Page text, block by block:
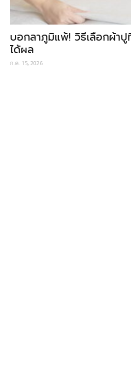
บอกลาภูมิแพ้! วิธีเลือกผ้า
ได้ผล
ก.ค. 15, 2026